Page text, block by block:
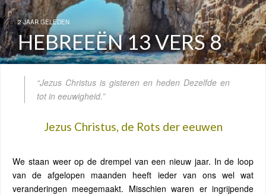
2 JAAR GELEDEN
HEBREEËN 13 VERS 8
“Jezus Christus is gisteren en heden Dezelfde en
tot in eeuwigheid.”
Jezus Christus, de Rots der eeuwen
We staan weer op de drempel van een nieuw jaar. In de loop
van de afgelopen maanden heeft ieder van ons wel wat
veranderingen meegemaakt. Misschien waren er ingrijpende